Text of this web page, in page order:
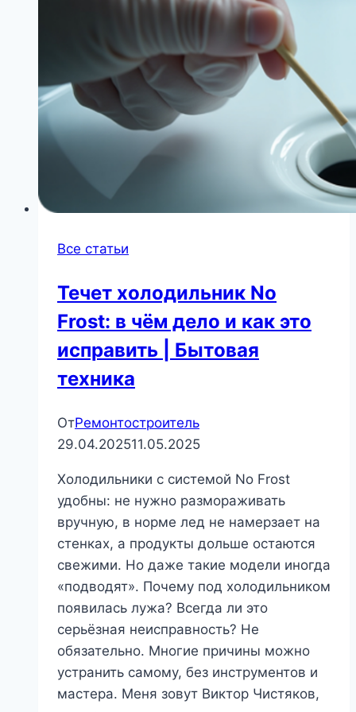
Все статьи
Течет холодильник No
Frost: в чём дело и как это
исправить | Бытовая
техника
ОтРемонтостроитель
29.04.202511.05.2025
Холодильники с системой No Frost
удобны: не нужно размораживать
вручную, в норме лед не намерзает на
стенках, а продукты дольше остаются
свежими. Но даже такие модели иногда
«подводят». Почему под холодильником
появилась лужа? Всегда ли это
серьёзная неисправность? Не
обязательно. Многие причины можно
устранить самому, без инструментов и
мастера. Меня зовут Виктор Чистяков,